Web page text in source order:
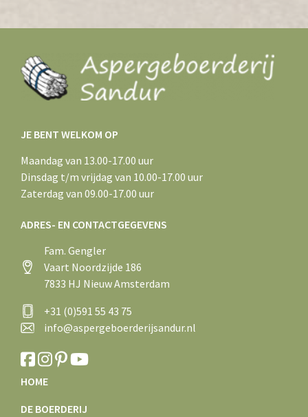
JE BENT WELKOM OP
Maandag van 13.00-17.00 uur
Dinsdag t/m vrijdag van 10.00-17.00 uur
Zaterdag van 09.00-17.00 uur
ADRES- EN CONTACTGEGEVENS
Fam. Gengler
Vaart Noordzijde 186
7833 HJ Nieuw Amsterdam
+31 (0)591 55 43 75
info@aspergeboerderijsandur.nl
HOME
DE BOERDERIJ